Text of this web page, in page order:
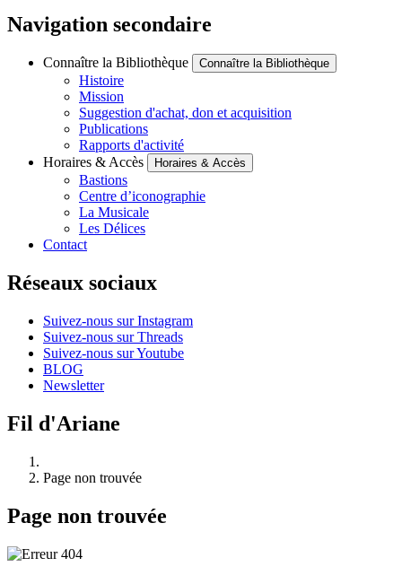
Navigation secondaire
Connaître la Bibliothèque Connaître la Bibliothèque
Histoire
Mission
Suggestion d'achat, don et acquisition
Publications
Rapports d'activité
Horaires & Accès
Horaires & Accès
Bastions
Centre d’iconographie
La Musicale
Les Délices
Contact
Réseaux sociaux
Suivez-nous sur Instagram
Suivez-nous sur Threads
Suivez-nous sur Youtube
BLOG
Newsletter
Fil d'Ariane
Page non trouvée
Page non trouvée